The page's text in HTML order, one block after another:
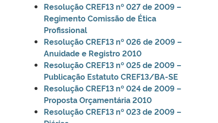
Resolução CREF13 nº 027 de 2009 –
Regimento Comissão de Ética
Profissional
Resolução CREF13 nº 026 de 2009 –
Anuidade e Registro 2010
Resolução CREF13 nº 025 de 2009 –
Publicação Estatuto CREF13/BA-SE
Resolução CREF13 nº 024 de 2009 –
Proposta Orçamentária 2010
Resolução CREF13 nº 023 de 2009 –